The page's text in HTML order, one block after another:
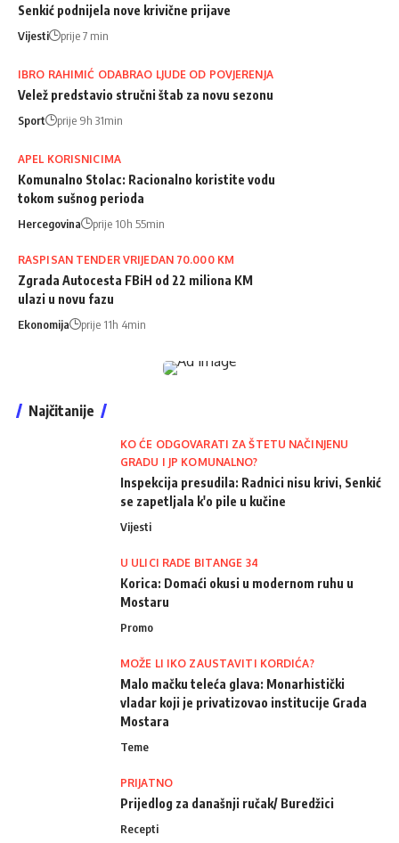
Senkić podnijela nove krivične prijave
Vijesti prije 7 min
IBRO RAHIMIĆ ODABRAO LJUDE OD POVJERENJA
Velež predstavio stručni štab za novu sezonu
Sport prije 9h 31min
APEL KORISNICIMA
Komunalno Stolac: Racionalno koristite vodu
tokom sušnog perioda
Hercegovina prije 10h 55min
RASPISAN TENDER VRIJEDAN 70.000 KM
Zgrada Autocesta FBiH od 22 miliona KM
ulazi u novu fazu
Ekonomija prije 11h 4min
Najčitanije
KO ĆE ODGOVARATI ZA ŠTETU NAČINJENU
GRADU I JP KOMUNALNO?
Inspekcija presudila: Radnici nisu krivi, Senkić
se zapetljala k'o pile u kučine
Vijesti
U ULICI RADE BITANGE 34
Korica: Domaći okusi u modernom ruhu u
Mostaru
Promo
MOŽE LI IKO ZAUSTAVITI KORDIĆA?
Malo mačku teleća glava: Monarhistički
vladar koji je privatizovao institucije Grada
Mostara
Teme
PRIJATNO
Prijedlog za današnji ručak/ Buredžici
Recepti